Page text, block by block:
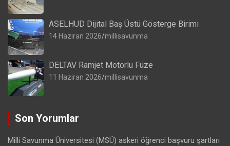
ASELHUD Dijital Baş Üstü Gösterge Birimi
14 Haziran 2026 millisavunma
DELTAV Ramjet Motorlu Füze
11 Haziran 2026 millisavunma
Son Yorumlar
Milli Savunma Üniversitesi (MSÜ) askeri öğrenci başvuru şartları